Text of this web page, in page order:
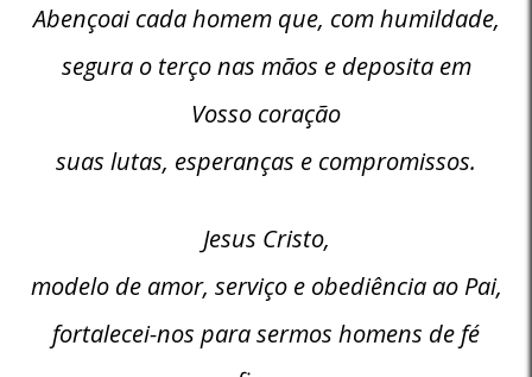
Abençoai cada homem que, com humildade,
segura o terço nas mãos e deposita em
Vosso coração
suas lutas, esperanças e compromissos.
Jesus Cristo,
modelo de amor, serviço e obediência ao Pai,
fortalecei-nos para sermos homens de fé